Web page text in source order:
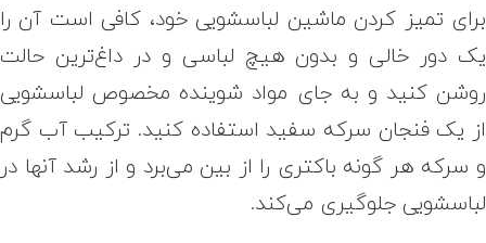
برای تمیز کردن ماشین لباسشویی خود، کافی است آن را
یک دور خالی و بدون هیچ لباسی و در داغ‌ترین حالت
روشن کنید و به جای مواد شوینده مخصوص لباسشویی
از یک فنجان سرکه سفید استفاده کنید. ترکیب آب گرم
و سرکه هر گونه باکتری را از بین می‌برد و از رشد آنها در
لباسشویی جلوگیری می‌کند.